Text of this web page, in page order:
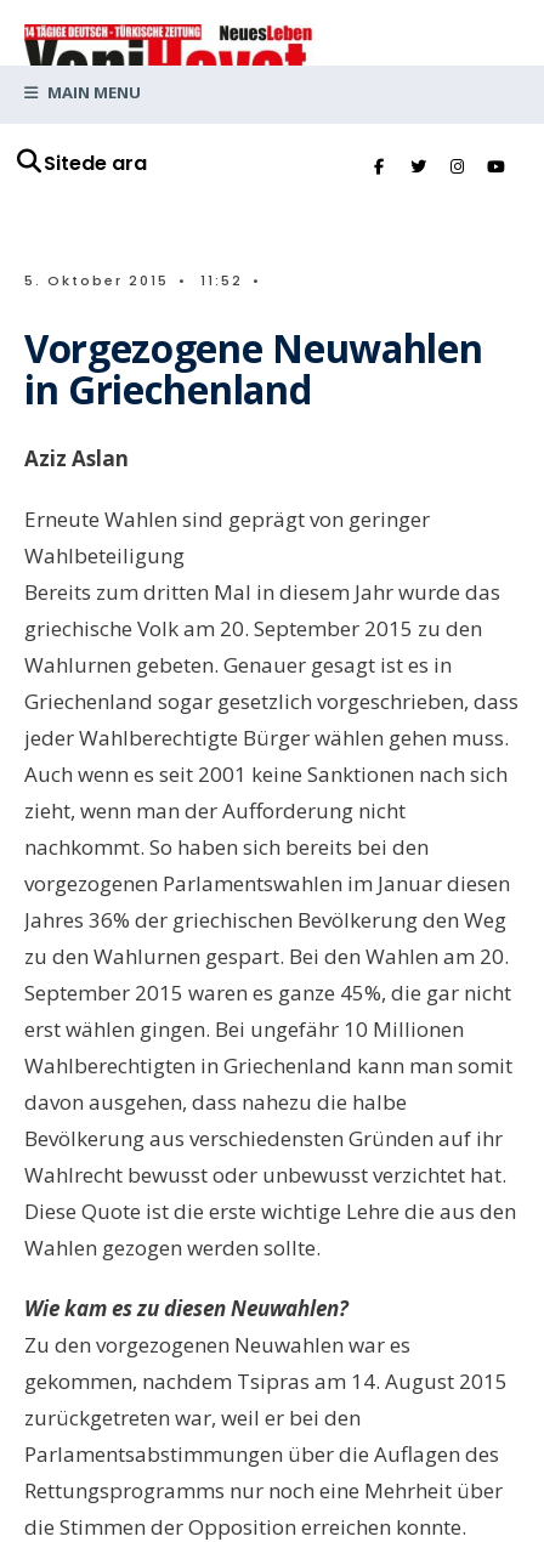
Sitede ara
MAIN MENU
5. Oktober 2015 • 11:52 •
Vorgezogene Neuwahlen
in Griechenland
Aziz Aslan
Erneute Wahlen sind geprägt von geringer
Wahlbeteiligung
Bereits zum dritten Mal in diesem Jahr wurde das
griechische Volk am 20. September 2015 zu den
Wahlurnen gebeten. Genauer gesagt ist es in
Griechenland sogar gesetzlich vorgeschrieben, dass
jeder Wahlberechtigte Bürger wählen gehen muss.
Auch wenn es seit 2001 keine Sanktionen nach sich
zieht, wenn man der Aufforderung nicht
nachkommt. So haben sich bereits bei den
vorgezogenen Parlamentswahlen im Januar diesen
Jahres 36% der griechischen Bevölkerung den Weg
zu den Wahlurnen gespart. Bei den Wahlen am 20.
September 2015 waren es ganze 45%, die gar nicht
erst wählen gingen. Bei ungefähr 10 Millionen
Wahlberechtigten in Griechenland kann man somit
davon ausgehen, dass nahezu die halbe
Bevölkerung aus verschiedensten Gründen auf ihr
Wahlrecht bewusst oder unbewusst verzichtet hat.
Diese Quote ist die erste wichtige Lehre die aus den
Wahlen gezogen werden sollte.
Wie kam es zu diesen Neuwahlen?
Zu den vorgezogenen Neuwahlen war es
gekommen, nachdem Tsipras am 14. August 2015
zurückgetreten war, weil er bei den
Parlamentsabstimmungen über die Auflagen des
Rettungsprogramms nur noch eine Mehrheit über
die Stimmen der Opposition erreichen konnte.